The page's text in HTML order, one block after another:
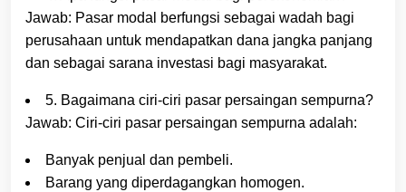
Jawab: Pasar modal berfungsi sebagai wadah bagi
perusahaan untuk mendapatkan dana jangka panjang
dan sebagai sarana investasi bagi masyarakat.
5. Bagaimana ciri-ciri pasar persaingan sempurna?
Jawab: Ciri-ciri pasar persaingan sempurna adalah:
Banyak penjual dan pembeli.
Barang yang diperdagangkan homogen.